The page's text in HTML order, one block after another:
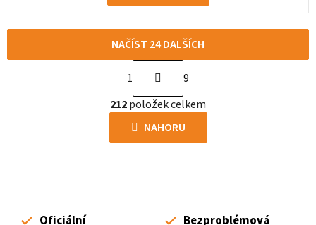
O
v
l
á
a
NAČÍST 24 DALŠÍCH
S
t
r
á
n
v
1
9
212položek celkem
NAHORU
Oficiální
Bezproblémová